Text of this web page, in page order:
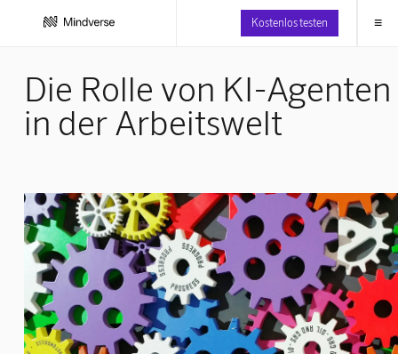
Kostenlos testen ≡
Die Rolle von KI-
in der Arbeitswelt